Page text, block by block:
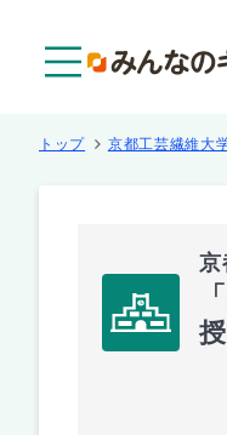
トップ 京都工芸繊維大
京